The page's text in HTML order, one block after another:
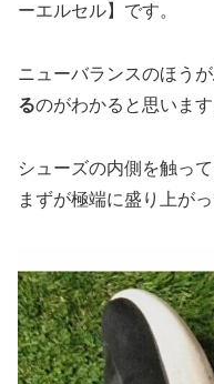
ーエルセル】です。
ニューバランスのほうが
るのがわかると思います
シューズの内側を触っ
まずが極端に盛り上がっ